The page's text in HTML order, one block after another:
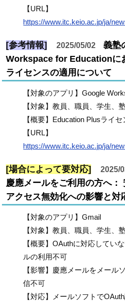
【URL】
https://www.itc.keio.ac.jp/ja/
[参考情報] 2025/05/02
義塾
Workspace for Educationに
ライセンスの適用について
【対象のアプリ】Google
【対象】教員、職員、学生、
【概要】Education Plusライ
【URL】
https://www.itc.keio.ac.jp/ja/
[場合によって要対応] 2025/
慶應メールをご利用の方へ：
アクセス無効化への影響と対
【対象のアプリ】Gmail
【対象】教員、職員、学生、
【概要】OAuthに対応してい
ルの利用不可
【影響】慶應メールをメール
信不可
【対応】メールソフトで